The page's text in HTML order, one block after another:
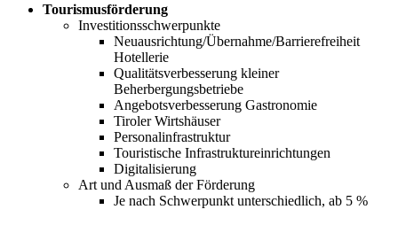
Tourismusförderung
Investitionsschwerpunkte
Neuausrichtung/Übernahme/Barrierefreiheit
Hotellerie
Qualitätsverbesserung kleiner
Beherbergungsbetriebe
Angebotsverbesserung Gastronomie
Tiroler Wirtshäuser
Personalinfrastruktur
Touristische Infrastruktureinrichtungen
Digitalisierung
Art und Ausmaß der Förderung
Je nach Schwerpunkt unterschiedlich, ab 5 %